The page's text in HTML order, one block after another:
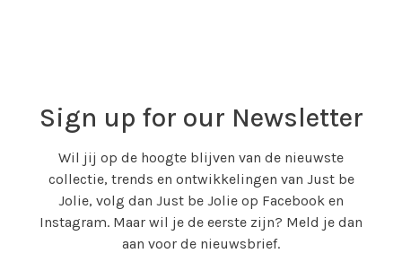
Sign up for our Newsletter
Wil jij op de hoogte blijven van de nieuwste
collectie, trends en ontwikkelingen van Just be
Jolie, volg dan Just be Jolie op Facebook en
Instagram. Maar wil je de eerste zijn? Meld je dan
aan voor de nieuwsbrief.